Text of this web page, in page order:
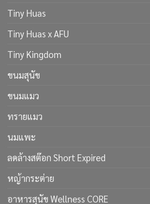
Tiny Huas
Tiny Huas x AFU
Tiny Kingdom
ขนมสุนัข
ขนมแมว
ทรายแมว
นมแพะ
ลดล้างสต๊อก Short Expired
หญ้ากระต่าย
อาหารสุนัข Wellness CORE